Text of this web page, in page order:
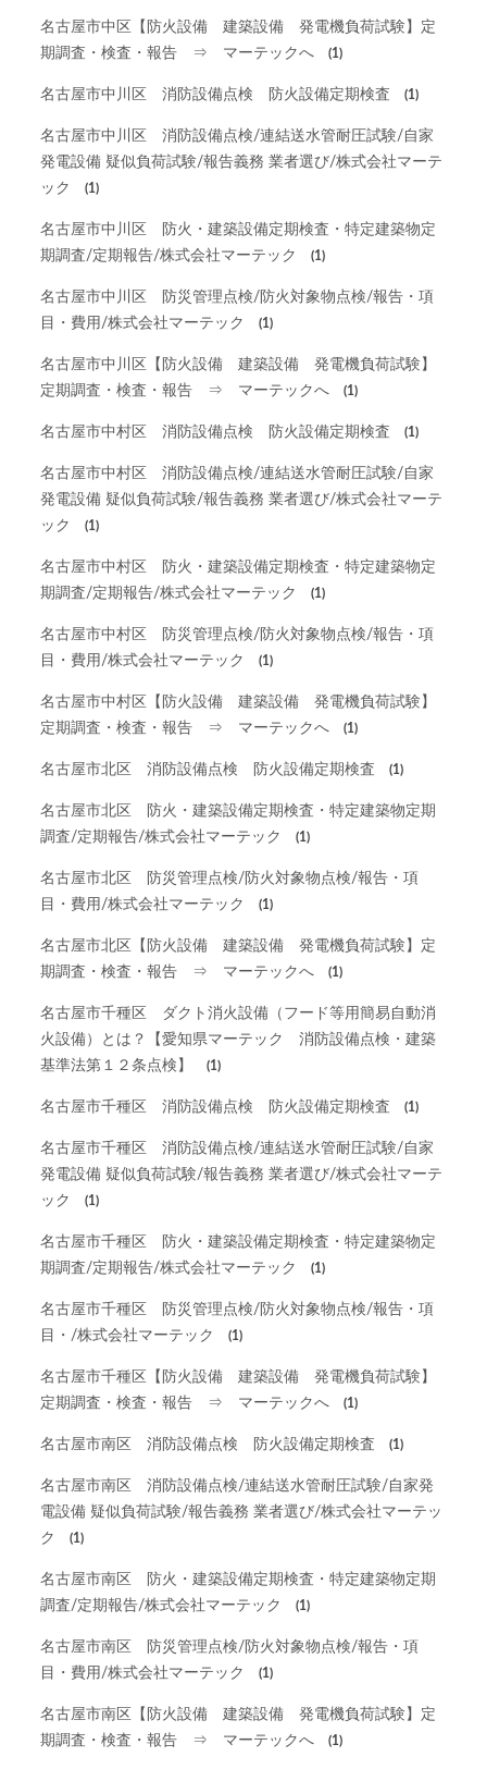
名古屋市中区【防火設備 建築設備 発電機負荷試験】定
期調査・検査・報告 ⇒ マーテックへ
(1)
名古屋市中川区 消防設備点検 防火設備定期検査 (1)
名古屋市中川区 消防設備点検/連結送水管耐圧試験/自家
発電設備 疑似負荷試験/報告義務 業者選び/株式会社マーテ
ック
(1)
名古屋市中川区 防火・建築設備定期検査・特定建築物定
期調査/定期報告/株式会社マーテック
(1)
名古屋市中川区 防災管理点検/防火対象物点検/報告・項
目・費用/株式会社マーテック
(1)
名古屋市中川区【防火設備 建築設備 発電機負荷試験】
定期調査・検査・報告 ⇒ マーテックへ
(1)
名古屋市中村区 消防設備点検 防火設備定期検査 (1)
名古屋市中村区 消防設備点検/連結送水管耐圧試験/自家
発電設備 疑似負荷試験/報告義務 業者選び/株式会社マーテ
ック
(1)
名古屋市中村区 防火・建築設備定期検査・特定建築物定
期調査/定期報告/株式会社マーテック
(1)
名古屋市中村区 防災管理点検/防火対象物点検/報告・項
目・費用/株式会社マーテック
(1)
名古屋市中村区【防火設備 建築設備 発電機負荷試験】
定期調査・検査・報告 ⇒ マーテックへ
(1)
名古屋市北区 消防設備点検 防火設備定期検査 (1)
名古屋市北区 防火・建築設備定期検査・特定建築物定期
調査/定期報告/株式会社マーテック
(1)
名古屋市北区 防災管理点検/防火対象物点検/報告・項
目・費用/株式会社マーテック
(1)
名古屋市北区【防火設備 建築設備 発電機負荷試験】定
期調査・検査・報告 ⇒ マーテックへ
(1)
名古屋市千種区 ダクト消火設備（フード等用簡易自動消
火設備）とは？【愛知県マーテック 消防設備点検・建築
基準法第１２条点検】
(1)
名古屋市千種区 消防設備点検 防火設備定期検査 (1)
名古屋市千種区 消防設備点検/連結送水管耐圧試験/自家
発電設備 疑似負荷試験/報告義務 業者選び/株式会社マーテ
ック
(1)
名古屋市千種区 防火・建築設備定期検査・特定建築物定
期調査/定期報告/株式会社マーテック
(1)
名古屋市千種区 防災管理点検/防火対象物点検/報告・項
目・/株式会社マーテック
(1)
名古屋市千種区【防火設備 建築設備 発電機負荷試験】
定期調査・検査・報告 ⇒ マーテックへ
(1)
名古屋市南区 消防設備点検 防火設備定期検査 (1)
名古屋市南区 消防設備点検/連結送水管耐圧試験/自家発
電設備 疑似負荷試験/報告義務 業者選び/株式会社マーテッ
ク
(1)
名古屋市南区 防火・建築設備定期検査・特定建築物定期
調査/定期報告/株式会社マーテック
(1)
名古屋市南区 防災管理点検/防火対象物点検/報告・項
目・費用/株式会社マーテック
(1)
名古屋市南区【防火設備 建築設備 発電機負荷試験】定
期調査・検査・報告 ⇒ マーテックへ
(1)